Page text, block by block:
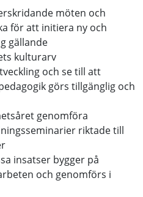
möten och
för att initiera ny och
gällande
kulturarv
och se till att
görs tillgänglig och
genomföra
riktade till
insatser bygger på
och genomförs i